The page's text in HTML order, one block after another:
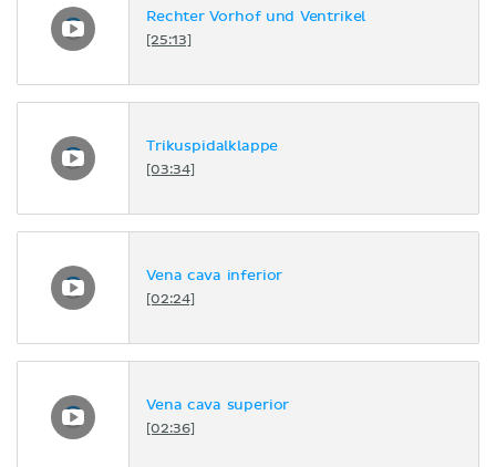
Rechter Vorhof und Ventrikel
[25:13]
Trikuspidalklappe
[03:34]
Vena cava inferior
[02:24]
Vena cava superior
[02:36]